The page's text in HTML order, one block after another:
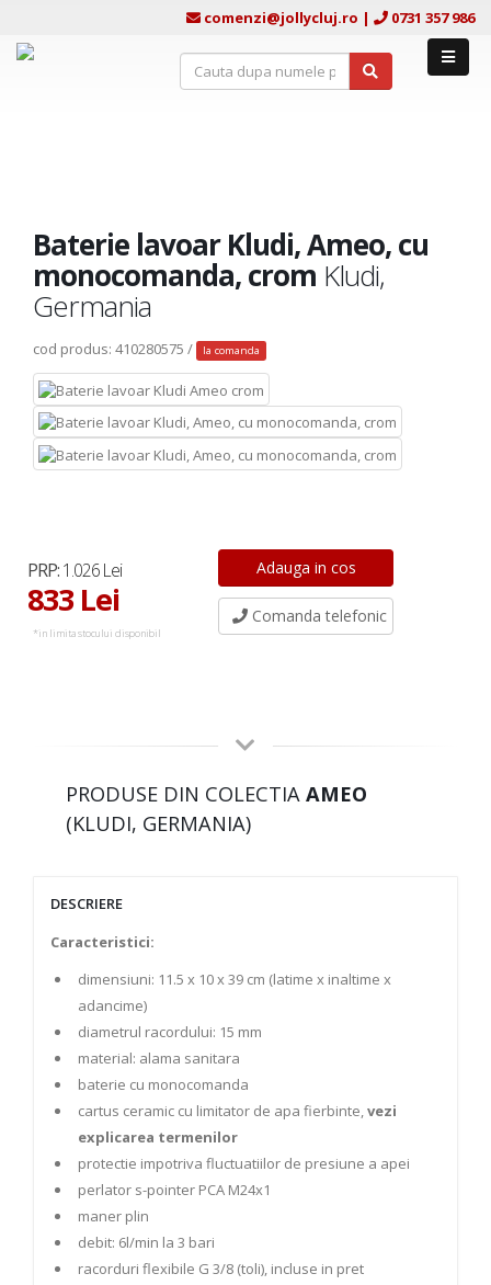
comenzi@jollycluj.ro | 0731 357 986
Baterie lavoar Kludi, Ameo, cu
monocomanda, crom Kludi,
Germania
cod produs: 410280575 / la comanda
PRP:1.026 Lei
833 Lei
*in limita stocului disponibil
Comanda telefonic
PRODUSE DIN COLECTIA AMEO
(KLUDI, GERMANIA)
DESCRIERE
Caracteristici:
dimensiuni: 11.5 x 10 x 39 cm (latime x inaltime x
adancime)
diametrul racordului: 15 mm
material: alama sanitara
baterie cu monocomanda
cartus ceramic cu limitator de apa fierbinte, vezi
explicarea termenilor
protectie impotriva fluctuatiilor de presiune a apei
perlator s-pointer PCA M24x1
maner plin
debit: 6l/min la 3 bari
racorduri flexibile G 3/8 (toli), incluse in pret